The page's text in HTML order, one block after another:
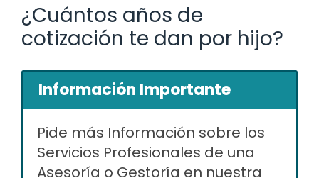
¿Cuántos años de
cotización te dan por hijo?
Información Importante
Pide más Información sobre los
Servicios Profesionales de una
Asesoría o Gestoría en nuestra